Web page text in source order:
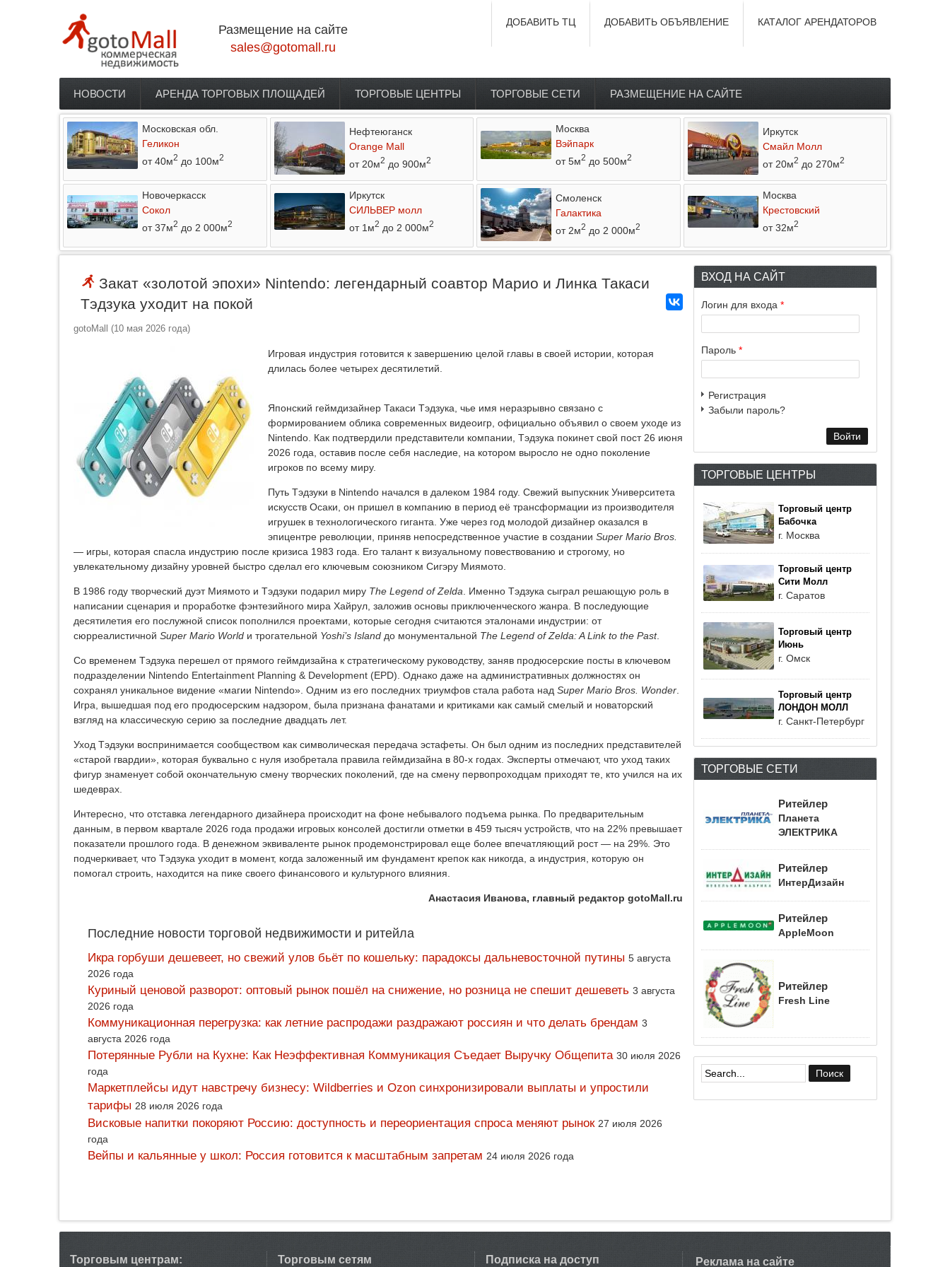
Размещение на сайте
sales@gotomall.ru
КАТАЛОГ АРЕНДАТОРОВ
ДОБАВИТЬ ОБЪЯВЛЕНИЕ
ДОБАВИТЬ ТЦ
Главное меню
НОВОСТИ АРЕНДА ТОРГОВЫХ ПЛОЩАДЕЙ ТОРГОВЫЕ ЦЕНТРЫ ТОРГОВЫЕ СЕТИ РАЗМЕЩЕНИЕ НА САЙТЕ
Московская обл.
Геликон
от 40м2 до 100м2
Нефтеюганск
Orange Mall
от 20м2 до 900м2
Москва
Вэйпарк
от 5м2 до 500м2
Иркутск
Смайл Молл
от 20м2 до 270м2
Новочеркасск
Сокол
от 37м2 до 2 000м2
Иркутск
СИЛЬВЕР молл
от 1м2 до 2 000м2
Смоленск
Галактика
от 2м2 до 2 000м2
Москва
Крестовский
от 32м2
Закат «золотой эпохи» Nintendo: легендарный соавтор Марио и Линка Такаси
Тэдзука уходит на покой
gotoMall (10 мая 2026 года)
Игровая индустрия готовится к завершению целой главы в своей истории, которая
длилась более четырех десятилетий.
Японский геймдизайнер Такаси Тэдзука, чье имя неразрывно связано с
формированием облика современных видеоигр, официально объявил о своем уходе из
Nintendo. Как подтвердили представители компании, Тэдзука покинет свой пост 26 июня
2026 года, оставив после себя наследие, на котором выросло не одно поколение
игроков по всему миру.
Путь Тэдзуки в Nintendo начался в далеком 1984 году. Свежий выпускник Университета
искусств Осаки, он пришел в компанию в период её трансформации из производителя
игрушек в технологического гиганта. Уже через год молодой дизайнер оказался в
эпицентре революции, приняв непосредственное участие в создании Super Mario Bros.
— игры, которая спасла индустрию после кризиса 1983 года. Его талант к визуальному повествованию и строгому, но
увлекательному дизайну уровней быстро сделал его ключевым союзником Сигэру Миямото.
В 1986 году творческий дуэт Миямото и Тэдзуки подарил миру The Legend of Zelda . Именно Тэдзука сыграл решающую роль в
написании сценария и проработке фэнтезийного мира Хайрул, заложив основы приключенческого жанра. В последующие
десятилетия его послужной список пополнился проектами, которые сегодня считаются эталонами индустрии: от
сюрреалистичной Super Mario World и трогательной Yoshi’s Island до монументальной The Legend of Zelda: A Link to the Past.
Со временем Тэдзука перешел от прямого геймдизайна к стратегическому руководству, заняв продюсерские посты в ключевом
подразделении Nintendo Entertainment Planning & Development (EPD). Однако даже на административных должностях он
сохранял уникальное видение «магии Nintendo». Одним из его последних триумфов стала работа над Super Mario Bros. Wonder
Игра, вышедшая под его продюсерским надзором, была признана фанатами и критиками как самый смелый и новаторский
взгляд на классическую серию за последние двадцать лет.
Уход Тэдзуки воспринимается сообществом как символическая передача эстафеты. Он был одним из последних представителей
«старой гвардии», которая буквально с нуля изобретала правила геймдизайна в 80-х годах. Эксперты отмечают, что уход таких
фигур знаменует собой окончательную смену творческих поколений, где на смену первопроходцам приходят те, кто учился на их
шедеврах.
Интересно, что отставка легендарного дизайнера происходит на фоне небывалого подъема рынка. По предварительным
данным, в первом квартале 2026 года продажи игровых консолей достигли отметки в 459 тысяч устройств, что на 22% превышает
показатели прошлого года. В денежном эквиваленте рынок продемонстрировал еще более впечатляющий рост — на 29%. Это
подчеркивает, что Тэдзука уходит в момент, когда заложенный им фундамент крепок как никогда, а индустрия, которую он
помогал строить, находится на пике своего финансового и культурного влияния.
Анастасия Иванова, главный редактор gotoMall.ru
Последние новости торговой недвижимости и ритейла
Икра горбуши дешевеет, но свежий улов бьёт по кошельку: парадоксы дальневосточной путины 5 августа
2026 года
Куриный ценовой разворот: оптовый рынок пошёл на снижение, но розница не спешит дешеветь 3 августа
2026 года
Коммуникационная перегрузка: как летние распродажи раздражают россиян и что делать брендам 3
августа 2026 года
Потерянные Рубли на Кухне: Как Неэффективная Коммуникация Съедает Выручку Общепита 30 июля 2026
года
Маркетплейсы идут навстречу бизнесу: Wildberries и Ozon синхронизировали выплаты и упростили
тарифы 28 июля 2026 года
Висковые напитки покоряют Россию: доступность и переориентация спроса меняют рынок 27 июля 2026
года
Вейпы и кальянные у школ: Россия готовится к масштабным запретам 24 июля 2026 года
ВХОД НА САЙТ
Логин для входа *
Пароль *
Регистрация
Забыли пароль?
ТОРГОВЫЕ ЦЕНТРЫ
Торговый центр
Бабочка
г. Москва
Торговый центр
Сити Молл
г. Саратов
Торговый центр
Июнь
г. Омск
Торговый центр
ЛОНДОН МОЛЛ
г. Санкт-Петербург
ТОРГОВЫЕ СЕТИ
Ритейлер
Планета
ЭЛЕКТРИКА
Ритейлер
ИнтерДизайн
Ритейлер
AppleMoon
Ритейлер
Fresh Line
Форма поиска
Торговым центрам: Торговым сетям Подписка на доступ Реклама на сайте